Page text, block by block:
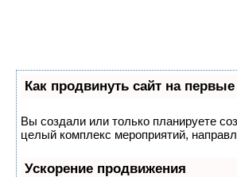
Как продвинуть сайт на
Вы создали или только планируете
целый комплекс мероприятий,
Ускорение продвижения